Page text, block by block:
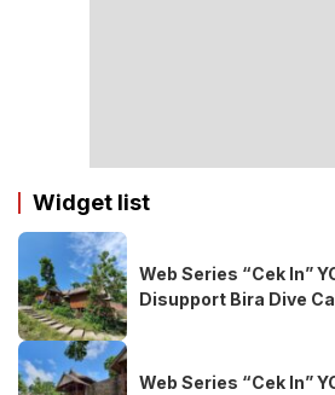
Widget list
Web Series “Cek In”
Disupport Bira Dive
Web Series “Cek In”